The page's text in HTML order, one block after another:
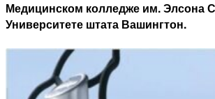
Медицинском колледже им. Элсона
Университете штата Вашингтон.